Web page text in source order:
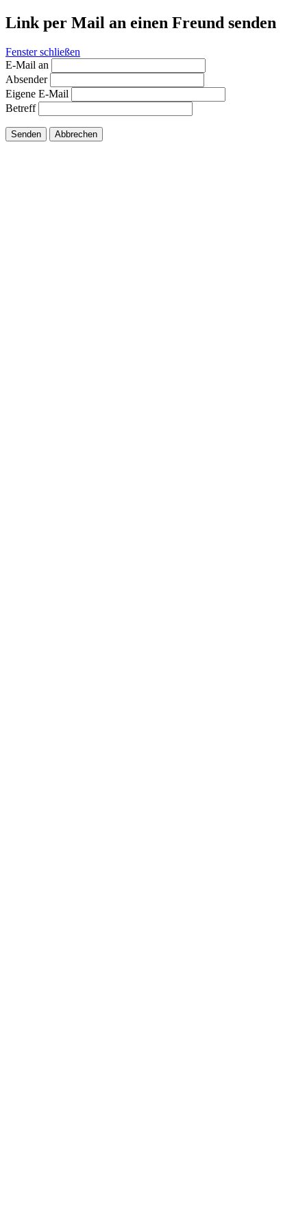
Link per Mail an einen Freund senden
Fenster schließen
E-Mail an
Absender
Eigene E-Mail
Betreff
Senden Abbrechen